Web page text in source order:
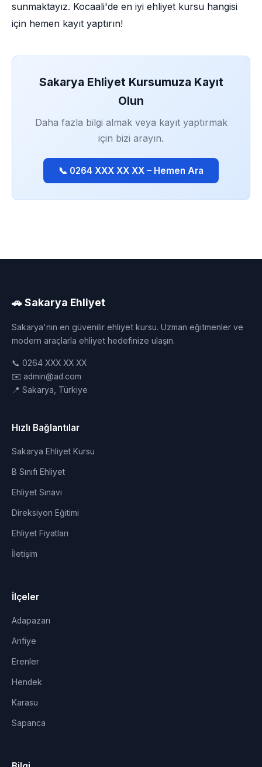
sunmaktayız. Kocaali'de en iyi ehliyet kursu hangisi
için hemen kayıt yaptırın!
Sakarya Ehliyet Kursumuza Kayıt
Olun
Daha fazla bilgi almak veya kayıt yaptırmak
için bizi arayın.
📞 0264 XXX XX XX – Hemen Ara
🚗 Sakarya Ehliyet
Sakarya'nın en güvenilir ehliyet kursu. Uzman eğitmenler ve
modern araçlarla ehliyet hedefinize ulaşın.
📞 0264 XXX XX XX
✉️ admin@ad.com
📍 Sakarya, Türkiye
Hızlı Bağlantılar
Sakarya Ehliyet Kursu
B Sınıfı Ehliyet
Ehliyet Sınavı
Direksiyon Eğitimi
Ehliyet Fiyatları
İletişim
İlçeler
Adapazarı
Arifiye
Erenler
Hendek
Karasu
Sapanca